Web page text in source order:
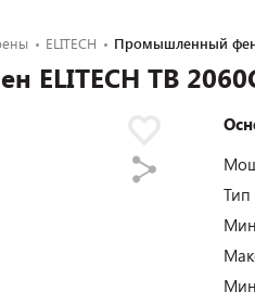
ELITECH Промышленный фен
ТВ
Тип